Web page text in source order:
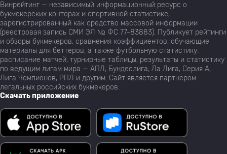
Винрейтинг — независимый информационный ресурс о
букмекерских конторах и спортивной статистике,
зарегистрированный как средство массовой информации
(реестровая запись СМИ ЭЛ № ФС 77-83883). Публикует рейтинги
и обзоры букмекеров, сравнения коэффициентов, обучающие
материалы для беттеров, а также футбольную статистику:
расписание матчей, турнирные таблицы, результаты и статистику
по ведущим лигам мира — АПЛ, Бундеслига, Ла Лига, Серия А,
Лига Чемпионов, РПЛ и другим. Сайт является партнёром
легальных российских букмекеров.
Скачать приложение